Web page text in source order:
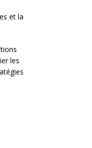
et la
les